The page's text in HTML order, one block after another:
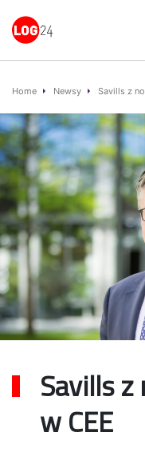
Home Newsy Savills z
Savills
w CEE